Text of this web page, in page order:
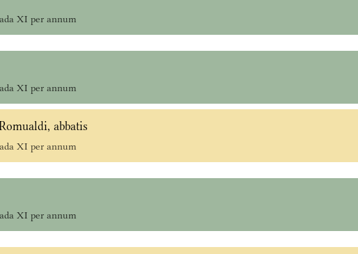
XI per annum
XI per annum
abbatis
XI per annum
XI per annum